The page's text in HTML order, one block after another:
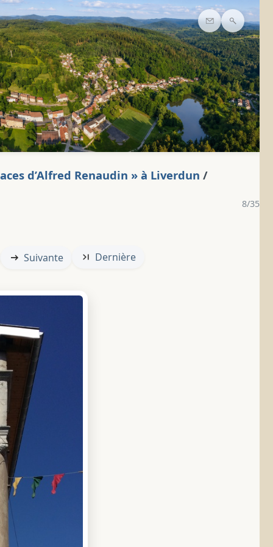
Contact
d’Alfred Renaudin » à Liverdun /
8/35
Suivante Dernière